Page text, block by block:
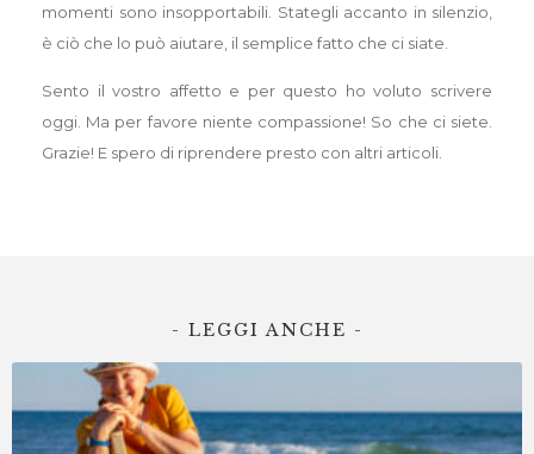
momenti sono insopportabili. Stategli accanto in silenzio,
è ciò che lo può aiutare, il semplice fatto che ci siate.
Sento il vostro affetto e per questo ho voluto scrivere
oggi. Ma per favore niente compassione! So che ci siete.
Grazie! E spero di riprendere presto con altri articoli.
- LEGGI ANCHE -